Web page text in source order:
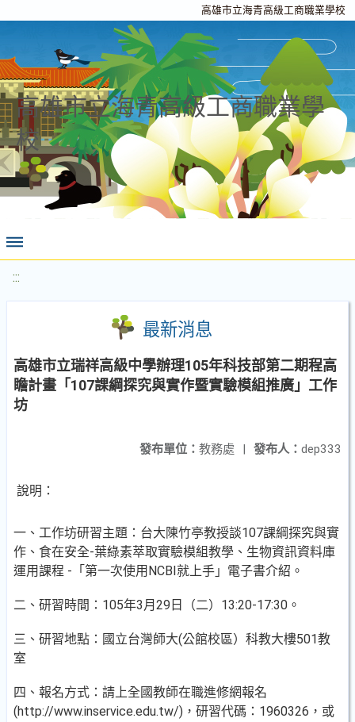
高雄市立海青高級工商職業學校
高雄市立海青高級工商職業學
校
:::
最新消息
高雄市立瑞祥高級中學辦理105年科技部第二期程高
瞻計畫「107課綱探究與實作暨實驗模組推廣」工作
坊
發布人： dep333
發布單位： 教務處 |
說明：
一、工作坊研習主題：台大陳竹亭教授談107課綱探究與實
作、食在安全-葉綠素萃取實驗模組教學、生物資訊資料庫
運用課程 -「第一次使用NCBI就上手」電子書介紹。
二、研習時間：105年3月29日（二）13:20-17:30。
三、研習地點：國立台灣師大(公館校區）科教大樓501教
室
四、報名方式：請上全國教師在職進修網報名
(http://www.inservice.edu.tw/)，研習代碼：1960326，或